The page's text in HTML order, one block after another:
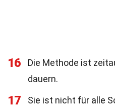
16
Die Methode ist
dauern.
17 Sie ist nicht für alle